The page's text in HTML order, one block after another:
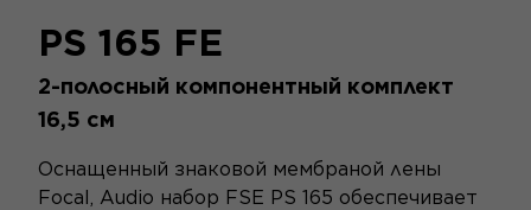
PS 165 FE
2-полосный компонентный комплект
16,5 см
Оснащенный знаковой мембраной лены
Focal, Audio набор FSE PS 165 обеспечивает